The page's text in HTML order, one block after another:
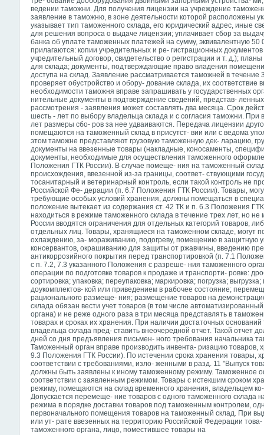
ведении таможни. Для получения лицензии на учреждение
заявление в таможню, в зоне деятельности которой расположены
указывает тип таможенного склада, его юридический адрес, иные
для решения вопроса о выдаче лицензии; уплачивает сбор за
банка об уплате таможенных платежей на сумму, эквивалентную
прилагаются: копии учредительных и ре- гистрационных
учредительный договор, свидетельство о регистрации и т. д.);
для склада; документы, подтверждающие право владения
доступа на склад. Заявление рассматривается таможней в течение
проверяет обустройство и обору- дование склада, их
необходимости таможня вправе запрашивать у государственных
нительные документы в подтверждение сведений, представ-
рассмотрения - заявления может составлять два месяца. Срок
шесть - лет по выбору владельца склада и с согласия таможни.
лет размеры сбо- ров за нее удваиваются. Передача лицензии
помещаются на таможенный склад в присутст- вии или с ведома
этом таможне представляют грузовую таможенную дек- ларацию,
документы на ввезенные товары (накладные, коносаменты,
документы, необходимые для осуществления таможенного
Положения ГТК России). В случае помеще- ния на таможенный
происхождения, ввезенной из-за границы, соответ- ствующими
тосанитарный и ветеринарный контроль, если такой контроль не
Российской Фе- дерации (п. 6.7 Положения ГТК России). Товары,
требующие особых условий хранения, должны помещаться в
положение вытекает из содержания ст. 42 ТК и п. 6.3 Положения
находиться в режиме таможенного склада в течение трех лет, но не
России вводятся ограничения для отдельных категорий товаров,
отдельных лиц. Товары, хранящиеся на таможенном складе, могут
охлаждению, за- мораживанию, подогреву, помещению в защитную
консервантов, окрашиванию для защиты от ржавчины, введению
антикоррозийного покрытия перед транспортировкой (п. 7.1
с п. 7.2, 7.3 указанного Положения с разреше- ния таможенного
операции по подготовке товаров к продаже и транспорти- ровке:
сортировка; упаковка; переупаковка; маркировка; погрузка;
доукомплектов- кой или приведением в рабочее состояние;
рационального размеще- ния; размещение товаров на
склада обязан вести учет товаров (в том числе
органа) и не реже одного раза в три месяца представлять в
товарах и сроках их хранения. При наличии достаточных
владельца склада пред- ставить внеочередной отчет. Такой отчет
дней со дня предъявления письмен- ного требования начальника
Таможенный орган вправе производить инвента- ризацию товаров,
9.3 Положения ГТК России). По истечении срока хранения товары,
соответствии с требованиями, изло- женными в разд. 11 "Выпуск
должны быть заявлены к иному таможенному режиму. Таможенное
соответствии с заявленным режимом. Товары с истекшим сроком
режиму, помещаются на склад временного хранения, владельцем
Допускается перемеще- ние товаров с одного таможенного склада
режима в порядке доставки товаров под таможенным контролем,
первоначального помещения товаров на таможенный склад. При
или ут- рате ввезенных на территорию Российской Федерации
таможенного органа, лицо, поместившее товары на